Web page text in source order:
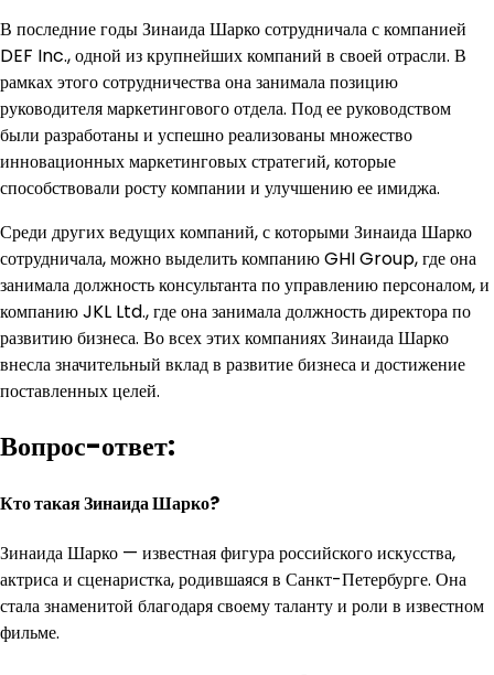
В последние годы Зинаида Шарко сотрудничала с компанией
DEF Inc., одной из крупнейших компаний в своей отрасли. В
рамках этого сотрудничества она занимала позицию
руководителя маркетингового отдела. Под ее руководством
были разработаны и успешно реализованы множество
инновационных маркетинговых стратегий, которые
способствовали росту компании и улучшению ее имиджа.
Среди других ведущих компаний, с которыми Зинаида Шарко
сотрудничала, можно выделить компанию GHI Group, где она
занимала должность консультанта по управлению персоналом, и
компанию JKL Ltd., где она занимала должность директора по
развитию бизнеса. Во всех этих компаниях Зинаида Шарко
внесла значительный вклад в развитие бизнеса и достижение
поставленных целей.
Вопрос-ответ:
Кто такая Зинаида Шарко?
Зинаида Шарко — известная фигура российского искусства,
актриса и сценаристка, родившаяся в Санкт-Петербурге. Она
стала знаменитой благодаря своему таланту и роли в известном
фильме.